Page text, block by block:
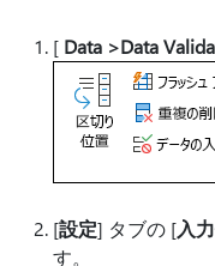
[ Data >Data
[設定] タブの [入
す。